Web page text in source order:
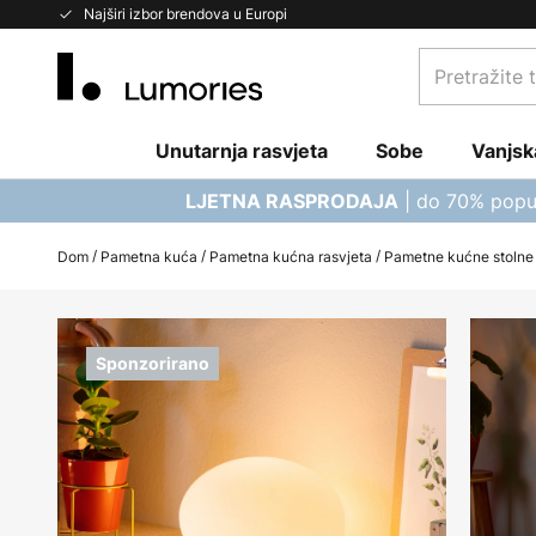
Najširi izbor brendova u Europi
Skip
Pretražite
trgovinu...
Unutarnja rasvjeta Sobe
LJETNA RASPRODAJA | do 70%
Dom Pametna kuća Pametna kućna rasvjeta Pametne kućne
Sponzorirano
Skip
to
the
end
of
the
images